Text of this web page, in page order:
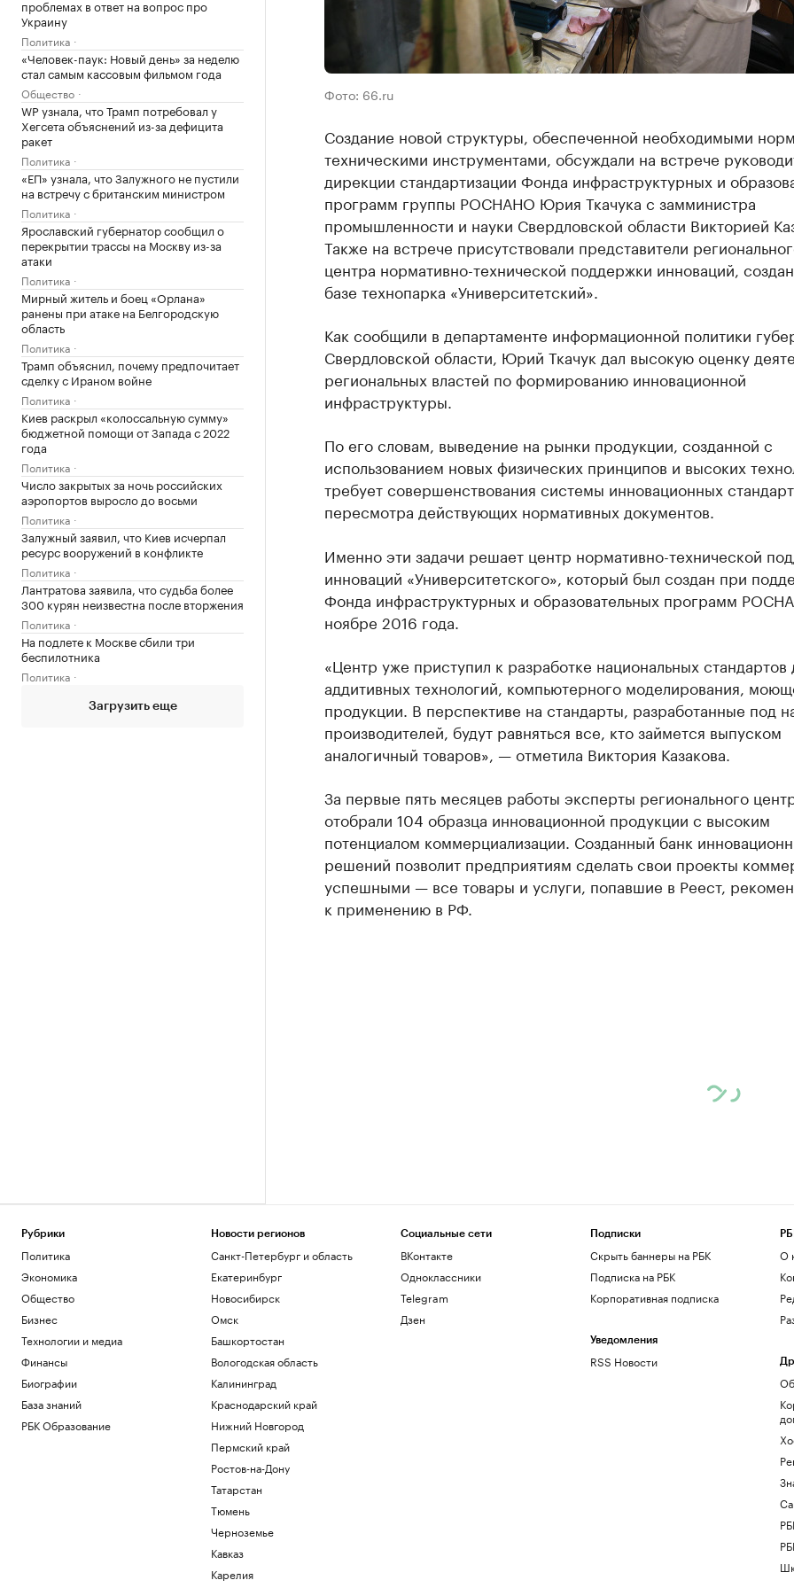
проблемах в ответ на вопрос про
Украину
Политика
«Человек-паук: Новый день» за неделю
стал самым кассовым фильмом года
Общество
WP узнала, что Трамп потребовал у
Хегсета объяснений из-за дефицита
ракет
Политика
«ЕП» узнала, что Залужного не пустили
на встречу с британским министром
Политика
Ярославский губернатор сообщил о
перекрытии трассы на Москву из-за
атаки
Политика
Мирный житель и боец «Орлана»
ранены при атаке на Белгородскую
область
Политика
Трамп объяснил, почему предпочитает
сделку с Ираном войне
Политика
Киев раскрыл «колоссальную сумму»
бюджетной помощи от Запада с 2022
года
Политика
Число закрытых за ночь российских
аэропортов выросло до восьми
Политика
Залужный заявил, что Киев исчерпал
ресурс вооружений в конфликте
Политика
Лантратова заявила, что судьба более
300 курян неизвестна после вторжения
Политика
На подлете к Москве сбили три
беспилотника
Политика
Загрузить еще
Фото: 66.ru
Создание новой структуры, обеспеченной необходимыми
техническими инструментами, обсуждали на встрече
дирекции стандартизации Фонда инфраструктурных и
программ группы РОСНАНО Юрия Ткачука с замминистра
промышленности и науки Свердловской области Викторией
Также на встрече присутствовали представители
центра нормативно-технической поддержки инноваций,
базе технопарка «Университетский».
Как сообщили в департаменте информационной политики
Свердловской области, Юрий Ткачук дал высокую оценку
региональных властей по формированию инновационной
инфраструктуры.
По его словам, выведение на рынки продукции, созданной с
использованием новых физических принципов и высоких
требует совершенствования системы инновационных
пересмотра действующих нормативных документов.
Именно эти задачи решает центр нормативно-технической
инноваций «Университетского», который был создан при
Фонда инфраструктурных и образовательных программ
ноябре 2016 года.
«Центр уже приступил к разработке национальных стандартов
аддитивных технологий, компьютерного моделирования,
продукции. В перспективе на стандарты, разработанные под
производителей, будут равняться все, кто займется выпуском
аналогичный товаров», — отметила Виктория Казакова.
За первые пять месяцев работы эксперты регионального
отобрали 104 образца инновационной продукции с высоким
потенциалом коммерциализации. Созданный банк
решений позволит предприятиям сделать свои проекты
успешными — все товары и услуги, попавшие в Реест,
к применению в РФ.
Рубрики
Политика
Экономика
Общество
Бизнес
Технологии и медиа
Финансы
Биографии
База знаний
РБК Образование
Новости регионов
Санкт-Петербург и область
Екатеринбург
Новосибирск
Омск
Башкортостан
Вологодская область
Калининград
Краснодарский край
Нижний Новгород
Пермский край
Ростов-на-Дону
Татарстан
Тюмень
Черноземье
Кавказ
Карелия
Социальные сети
ВКонтакте
Одноклассники
Telegram
Дзен
Подписки
Скрыть баннеры на РБК
Подписка на РБК
Корпоративная подписка
Уведомления
RSS Новости
О